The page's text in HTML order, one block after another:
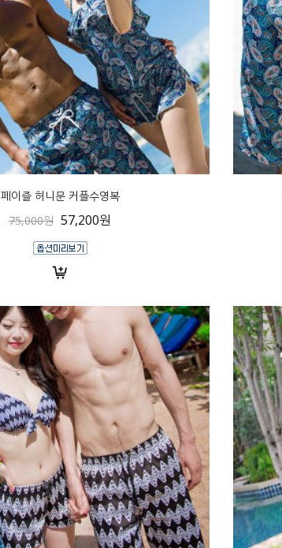
페이즐 허니문 커플수영복
75,000원 57,200원